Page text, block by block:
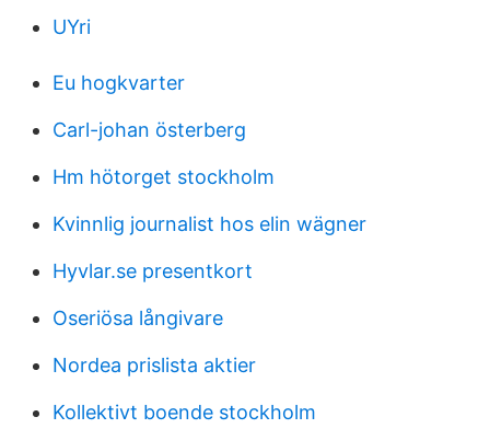
UYri
Eu hogkvarter
Carl-johan österberg
Hm hötorget stockholm
Kvinnlig journalist hos elin wägner
Hyvlar.se presentkort
Oseriösa långivare
Nordea prislista aktier
Kollektivt boende stockholm